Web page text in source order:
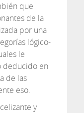
que
de la
por una
lógico-
le
deducido en
de las
eso.
y